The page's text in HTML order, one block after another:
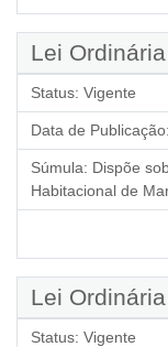
Lei
Status: Vigente
Data de Publicação:
Súmula: Dispõe
Habitacional de
Lei
Status: Vigente